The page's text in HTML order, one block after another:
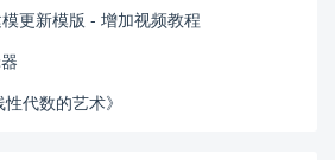
更新模版 - 增加视频教程
代数的艺术》